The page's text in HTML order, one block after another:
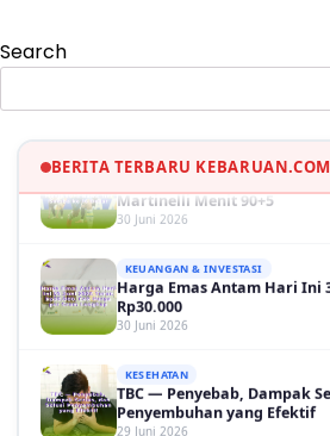
Search
BERITA TERBARU KEBARUAN.COM
Martinelli Menit 90+5
KEUANGAN & INVESTASI
Rp30.000
30 Juni 2026
KESEHATAN
Penyembuhan yang Efektif
29 Juni 2026